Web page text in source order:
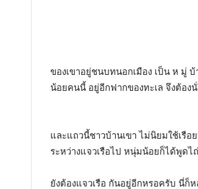
ของเขาอยู่ชนบทนอกเมือง เป็น ห มู่
น้อยคนนี้ อยู่อีกฟากของทะเล จึงต้องนั่
และแถวนี้ชาวบ้านเขา ไม่นิยมใช้เรือ
ระหว่างแจวเรือไป หนุ่มน้อยก็ได้พูดไ
ยังต้องแจวเรือ กันอยู่อีกหรอครับ นี่